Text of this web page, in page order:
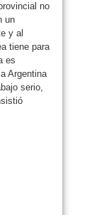
no
un
y al
tiene para
es
Argentina
serio,